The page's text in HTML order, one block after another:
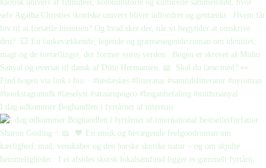
I dag udkommer Boghandlen i fyrtårnet af internati